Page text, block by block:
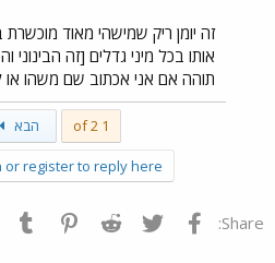
אותו בכל מיני גדלים [זה הבינוני
תוהה אם אני אכתוב שם משהו או
1 of 2 הבא
or register to reply here.
Share: פייסבוק Twitter
Reddit